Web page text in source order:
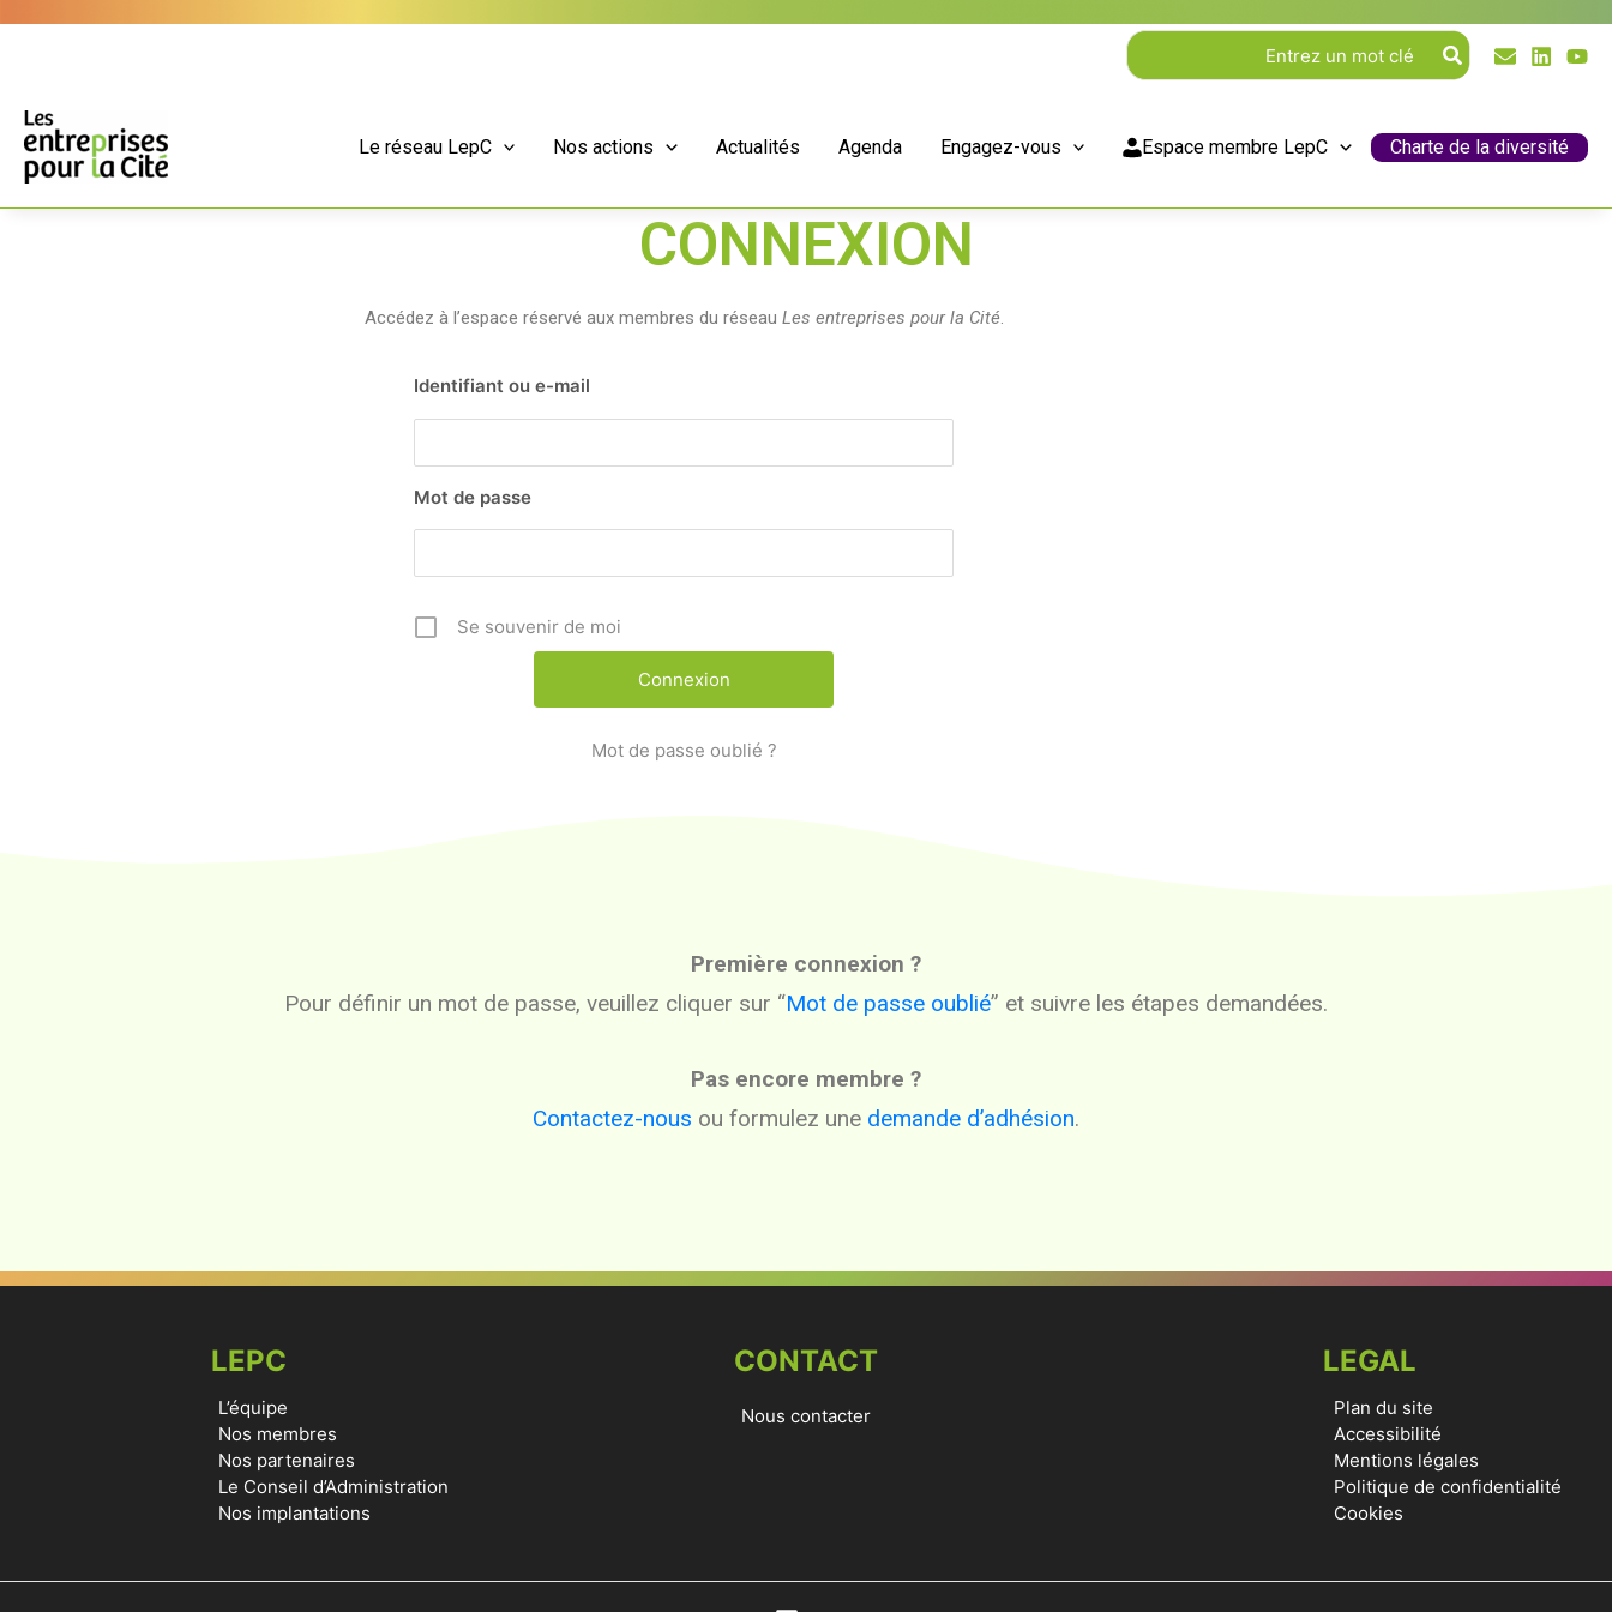
Rechercher:
Le réseau LepC Nos actions Actualités Agenda Engagez-vous Espace membre LepC Charte de la diversité
CONNEXION
Accédez à l’espace réservé aux membres du réseau Les entreprises pour la Cité.
Identifiant ou e-mail
Mot de passe
Se souvenir de moi
Mot de passe oublié ?
Première connexion ?
Pour définir un mot de passe, veuillez cliquer sur “Mot de passe oublié” et suivre les étapes demandées.
Pas encore membre ?
Contactez-nous ou formulez une demande d’adhésion.
LEPC
L’équipe
Nos membres
Nos partenaires
Le Conseil d’Administration
Nos implantations
CONTACT
Nous contacter
LEGAL
Plan du site
Accessibilité
Mentions légales
Politique de confidentialité
Cookies